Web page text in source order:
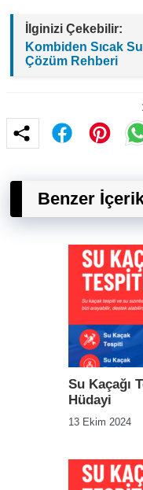
İlginizi Çekebilir:
Kombiden Sıcak
Çözüm Rehberi
Benzer
Su Kaçağı
Hüdayi
13 Ekim 2024